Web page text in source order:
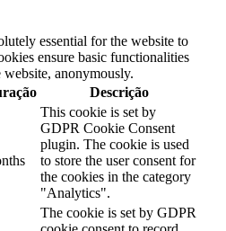
essential for the website to
ensure basic functionalities
anonymously.
Descrição
This cookie is set by
GDPR Cookie Consent
plugin. The cookie is used
to store the user consent for
the cookies in the category
"Analytics".
The cookie is set by GDPR